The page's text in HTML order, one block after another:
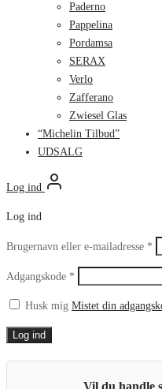
Paderno
Pappelina
Pordamsa
SERAX
Verlo
Zafferano
Zwiesel Glas
“Michelin Tilbud”
UDSALG
Log ind
Log ind
Brugernavn eller e-mailadresse *
Adgangskode *
Husk mig Mistet din
Log ind